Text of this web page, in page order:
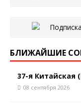
БЛИЖАЙШИЕ
37-я Китайская
08 сентября 2026